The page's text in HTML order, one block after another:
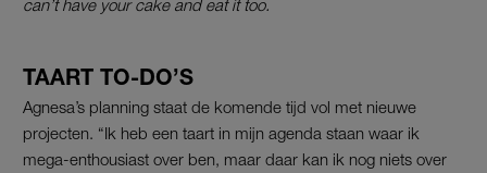
TAART TO-DO’S
Agnesa’s planning staat de komende tijd vol met nieuwe
projecten. “Ik heb een taart in mijn agenda staan waar ik
mega-enthousiast over ben, maar daar kan ik nog niets over